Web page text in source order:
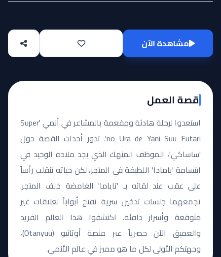
مشاهدة الآن
قصة العمل
استعدوا لرحلة هادئة ومفعمة بالمشاعر في أنمي 'Super
no Ura de Yani Suu Futari'. تدور أحداث القصة حول
'ساساكي'، الموظف المنهك الذي يجد ملاذه الوحيد في
ابتسامة 'يامادا' اللطيفة في المتجر، لكن حياته تنقلب رأساً
على عقب عند لقائه بـ 'تاياما' الغامضة خلف المتجر.
تجمعهما جلسات تدخين سرية تفتح أبواباً لعلاقات غير
متوقعة وأسرار دافئة. اكتشفوا هذا العالم الفريد
والعميق الآن حصرياً عبر منصة أوتانيو (Otanyuu)،
وجهتكم الأولى لكل ما هو مميز في عالم الأنمي.